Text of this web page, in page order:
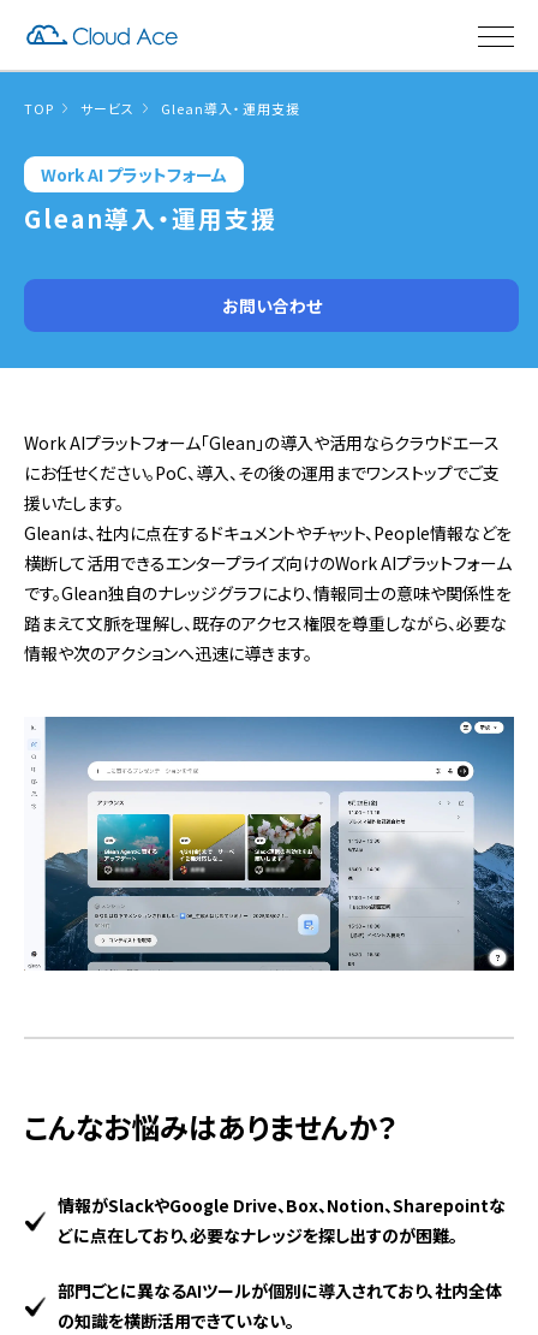
TOP サービス Glean導入・運用支援
Work AI プラットフォーム
Glean導入・運用支援
お問い合わせ
Work AIプラットフォーム「Glean」の導入や活用ならクラウドエース
にお任せください。PoC、導入、その後の運用までワンストップでご支
援いたします。
Gleanは、社内に点在するドキュメントやチャット、People情報などを
横断して活用できるエンタープライズ向けのWork AIプラットフォーム
です。Glean独自のナレッジグラフにより、情報同士の意味や関係性を
踏まえて文脈を理解し、既存のアクセス権限を尊重しながら、必要な
情報や次のアクションへ迅速に導きます。
こんなお悩みはありませんか？
情報がSlackやGoogle Drive、Box、Notion、Sharepointな
どに点在しており、必要なナレッジを探し出すのが困難。
部門ごとに異なるAIツールが個別に導入されており、社内全体
の知識を横断活用できていない。